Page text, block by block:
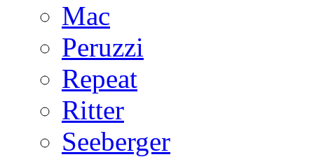
Mac
Peruzzi
Repeat
Ritter
Seeberger